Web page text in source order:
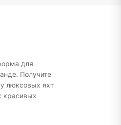
для
Получите
люксовых яхт
красивых